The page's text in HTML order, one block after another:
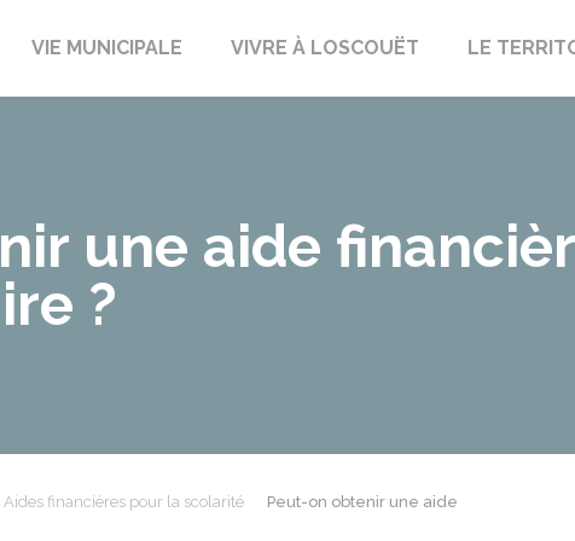
sur-Meu
VIE MUNICIPALE VIVRE À LOSCOUËT LE
une aide
?
Aides financières pour la scolarité
Peut-on obtenir une aide